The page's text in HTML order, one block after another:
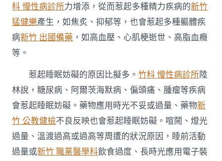
科 慢性病診所力增添，從而惹起多種精力疾病的新竹
猛健樂產生，如焦炙、抑郁等，也會惹起多種軀體疾
病新竹 出國備藥 ，如高血壓、心肌梗逝世、高脂血癥
等。
惹起睡眠妨礙的原因比擬多。竹科 慢性病診所陸
林說，糖尿病、阿爾茨海默病、偏頭痛、腫瘤等疾病
會惹起睡眠妨礙。藥物應用時光不妥或過量、藥物新
竹 公教健檢不良反映也會惹起睡眠妨礙。喧鬧、燈光
過量、溫渡過高或過高等周遭的狀況原因，睡前活動
過量或新竹 職業醫學科飲食過度、長時光應用電子裝